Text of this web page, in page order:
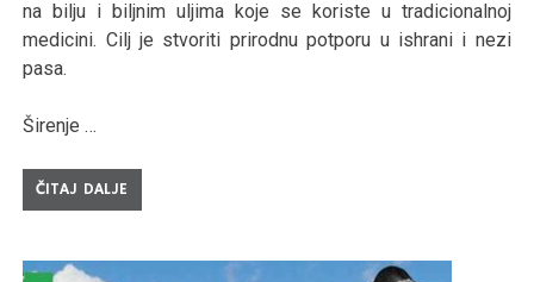
na bilju i biljnim uljima koje se koriste u tradicionalnoj
medicini. Cilj je stvoriti prirodnu potporu u ishrani i nezi
pasa.
Širenje …
ČITAJ DALJE